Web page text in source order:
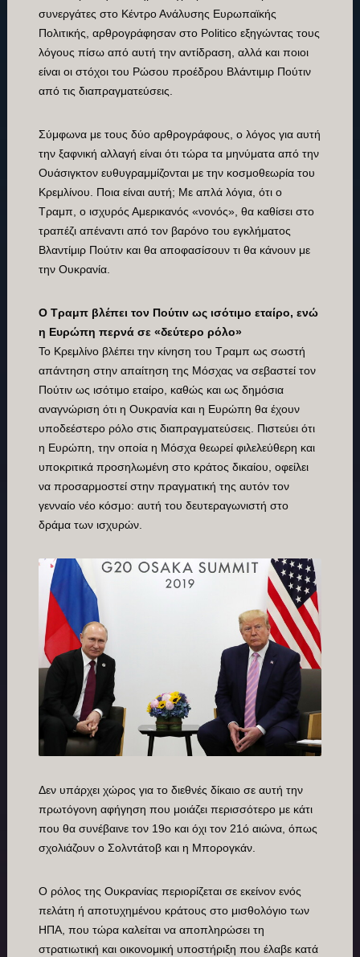
συνεργάτες στο Κέντρο Ανάλυσης Ευρωπαϊκής
Πολιτικής, αρθρογράφησαν στο Politico εξηγώντας τους
λόγους πίσω από αυτή την αντίδραση, αλλά και ποιοι
είναι οι στόχοι του Ρώσου προέδρου Βλάντιμιρ Πούτιν
από τις διαπραγματεύσεις.
Σύμφωνα με τους δύο αρθρογράφους, ο λόγος για αυτή
την ξαφνική αλλαγή είναι ότι τώρα τα μηνύματα από την
Ουάσιγκτον ευθυγραμμίζονται με την κοσμοθεωρία του
Κρεμλίνου. Ποια είναι αυτή; Με απλά λόγια, ότι ο
Τραμπ, ο ισχυρός Αμερικανός «νονός», θα καθίσει στο
τραπέζι απέναντι από τον βαρόνο του εγκλήματος
Βλαντίμιρ Πούτιν και θα αποφασίσουν τι θα κάνουν με
την Ουκρανία.
Ο Τραμπ βλέπει τον Πούτιν ως ισότιμο εταίρο, ενώ
η Ευρώπη περνά σε «δεύτερο ρόλο»
Το Κρεμλίνο βλέπει την κίνηση του Τραμπ ως σωστή
απάντηση στην απαίτηση της Μόσχας να σεβαστεί τον
Πούτιν ως ισότιμο εταίρο, καθώς και ως δημόσια
αναγνώριση ότι η Ουκρανία και η Ευρώπη θα έχουν
υποδεέστερο ρόλο στις διαπραγματεύσεις. Πιστεύει ότι
η Ευρώπη, την οποία η Μόσχα θεωρεί φιλελεύθερη και
υποκριτικά προσηλωμένη στο κράτος δικαίου, οφείλει
να προσαρμοστεί στην πραγματική της αυτόν τον
γενναίο νέο κόσμο: αυτή του δευτεραγωνιστή στο
δράμα των ισχυρών.
Δεν υπάρχει χώρος για το διεθνές δίκαιο σε αυτή την
πρωτόγονη αφήγηση που μοιάζει περισσότερο με κάτι
που θα συνέβαινε τον 19ο και όχι τον 21ό αιώνα, όπως
σχολιάζουν ο Σολντάτοβ και η Μπορογκάν.
Ο ρόλος της Ουκρανίας περιορίζεται σε εκείνον ενός
πελάτη ή αποτυχημένου κράτους στο μισθολόγιο των
ΗΠΑ, που τώρα καλείται να αποπληρώσει τη
στρατιωτική και οικονομική υποστήριξη που έλαβε κατά